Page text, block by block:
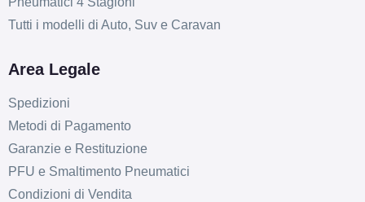
Tutti i modelli di Auto, Suv e Caravan
Area Legale
Spedizioni
Metodi di Pagamento
Garanzie e Restituzione
PFU e Smaltimento Pneumatici
Condizioni di Vendita